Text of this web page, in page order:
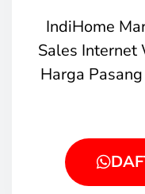
IndiHome
Sales Internet
Harga